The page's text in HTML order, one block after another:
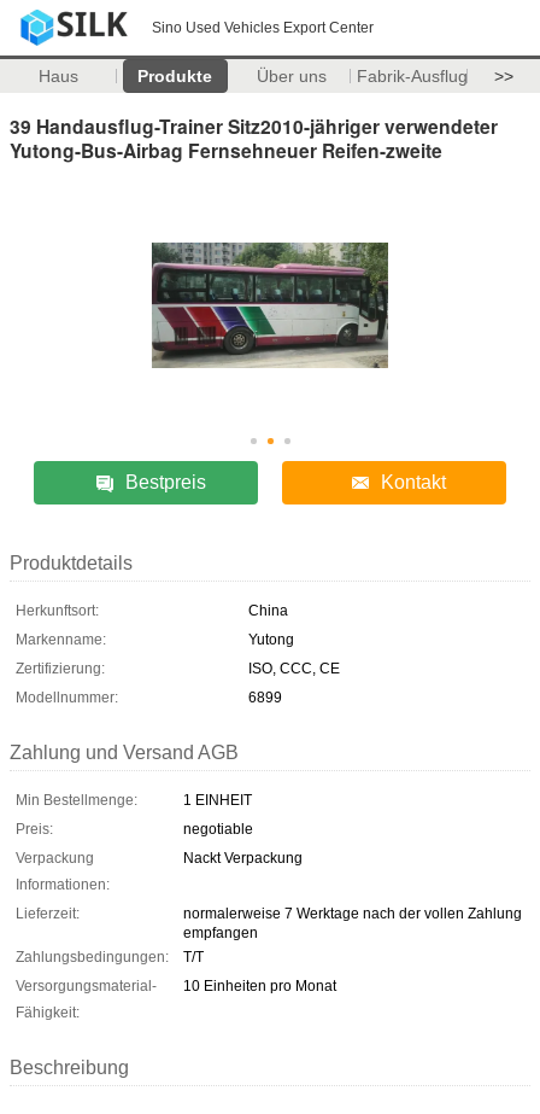
Sino Used Vehicles Export Center
Haus Produkte Über uns Fabrik-Ausflug >>
39 Handausflug-Trainer Sitz2010-jähriger verwendeter
Yutong-Bus-Airbag Fernsehneuer Reifen-zweite
Bestpreis Kontakt
Produktdetails
Herkunftsort:
China
Markenname:
Yutong
Zertifizierung:
ISO, CCC, CE
Modellnummer:
6899
Zahlung und Versand AGB
Min Bestellmenge:
1 EINHEIT
Preis:
negotiable
Verpackung
Informationen:
Nackt Verpackung
Lieferzeit:
normalerweise 7 Werktage nach der vollen Zahlung
empfangen
Zahlungsbedingungen:
T/T
Versorgungsmaterial-
Fähigkeit:
10 Einheiten pro Monat
Beschreibung